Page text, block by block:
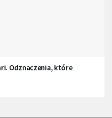
Odznaczenia, które